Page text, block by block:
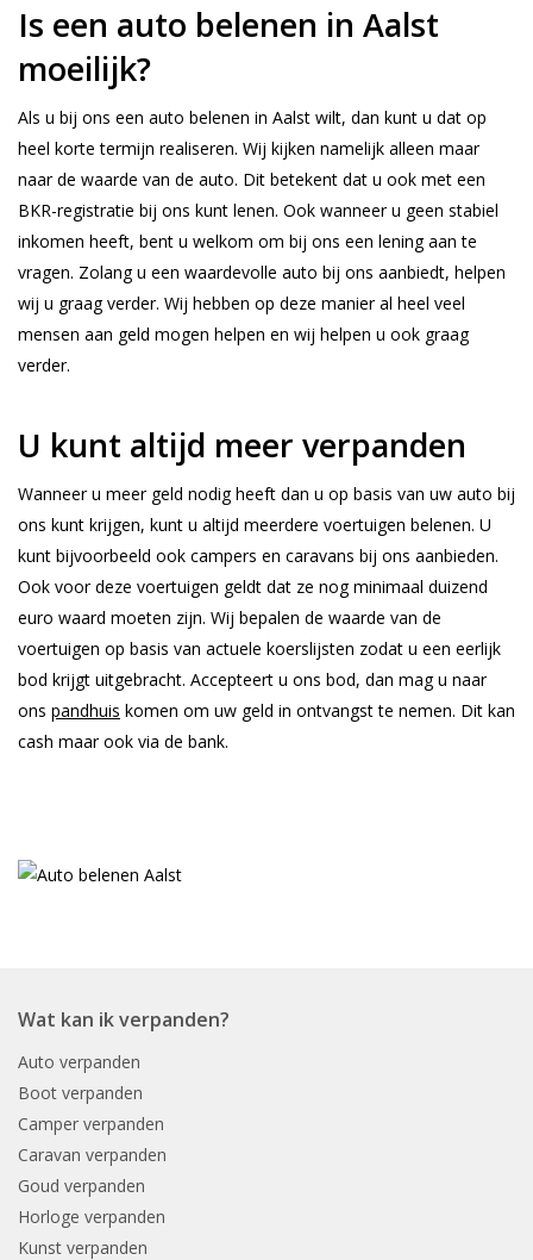
Is een auto belenen in Aalst
moeilijk?
Als u bij ons een auto belenen in Aalst wilt, dan kunt u dat op
heel korte termijn realiseren. Wij kijken namelijk alleen maar
naar de waarde van de auto. Dit betekent dat u ook met een
BKR-registratie bij ons kunt lenen. Ook wanneer u geen stabiel
inkomen heeft, bent u welkom om bij ons een lening aan te
vragen. Zolang u een waardevolle auto bij ons aanbiedt, helpen
wij u graag verder. Wij hebben op deze manier al heel veel
mensen aan geld mogen helpen en wij helpen u ook graag
verder.
U kunt altijd meer verpanden
Wanneer u meer geld nodig heeft dan u op basis van uw auto bij
ons kunt krijgen, kunt u altijd meerdere voertuigen belenen. U
kunt bijvoorbeeld ook campers en caravans bij ons aanbieden.
Ook voor deze voertuigen geldt dat ze nog minimaal duizend
euro waard moeten zijn. Wij bepalen de waarde van de
voertuigen op basis van actuele koerslijsten zodat u een eerlijk
bod krijgt uitgebracht. Accepteert u ons bod, dan mag u naar
ons pandhuis komen om uw geld in ontvangst te nemen. Dit kan
cash maar ook via de bank.
Wat kan ik verpanden?
Auto verpanden
Boot verpanden
Camper verpanden
Caravan verpanden
Goud verpanden
Horloge verpanden
Kunst verpanden